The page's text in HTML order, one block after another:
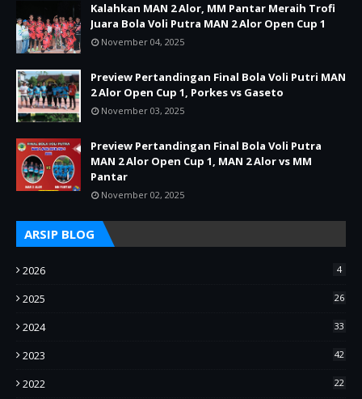
Kalahkan MAN 2 Alor, MM Pantar Meraih Trofi
Juara Bola Voli Putra MAN 2 Alor Open Cup 1
November 04, 2025
Preview Pertandingan Final Bola Voli Putri MAN
2 Alor Open Cup 1, Porkes vs Gaseto
November 03, 2025
Preview Pertandingan Final Bola Voli Putra
MAN 2 Alor Open Cup 1, MAN 2 Alor vs MM
Pantar
November 02, 2025
ARSIP BLOG
2026 4
2025 26
2024 33
2023 42
2022 22